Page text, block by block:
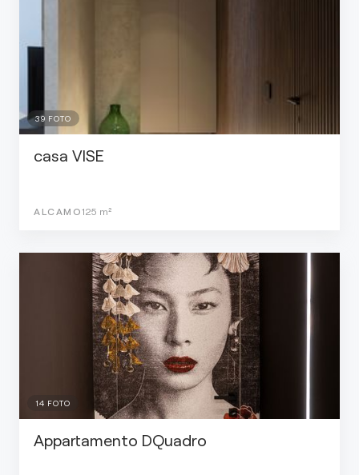
39 FOTO
casa VISE
ALCAMO125 m²
14 FOTO
Appartamento DQuadro